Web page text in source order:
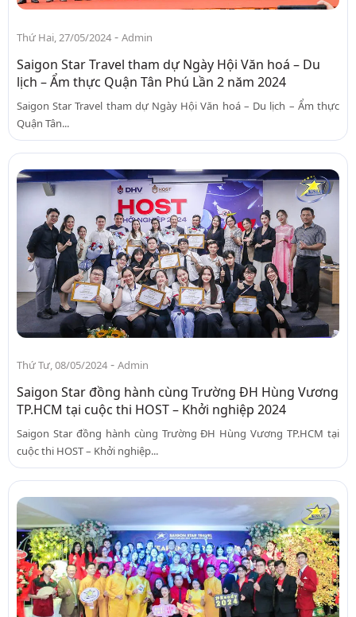
Thứ Hai, 27/05/2024 - Admin
Saigon Star Travel tham dự Ngày Hội Văn hoá – Du
lịch – Ẩm thực Quận Tân Phú Lần 2 năm 2024
Saigon Star Travel tham dự Ngày Hội Văn hoá – Du lịch – Ẩm thực
Quận Tân...
Thứ Tư, 08/05/2024 - Admin
Saigon Star đồng hành cùng Trường ĐH Hùng Vương
TP.HCM tại cuộc thi HOST – Khởi nghiệp 2024
Saigon Star đồng hành cùng Trường ĐH Hùng Vương TP.HCM tại
cuộc thi HOST – Khởi nghiệp...